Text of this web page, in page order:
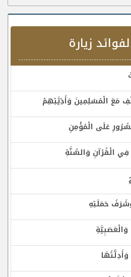
زيارة
مَعَ الْمُسْلِمِينَ وَأَذِيَّتِهِمْ
عَلَى الْمُؤْمِنِ
فِي الْقُرْآنِ وَالسُّنَّةِ
حَمَلَتِهِ